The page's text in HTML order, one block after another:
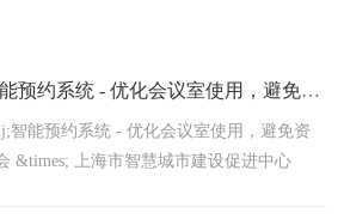
上海办公室设计：‌智能预约系统 - 优化会议室使用，避免资源冲突
智能预约系统 - 优化会议室使用，避免资
&times; 上海市智慧城市建设促进中心